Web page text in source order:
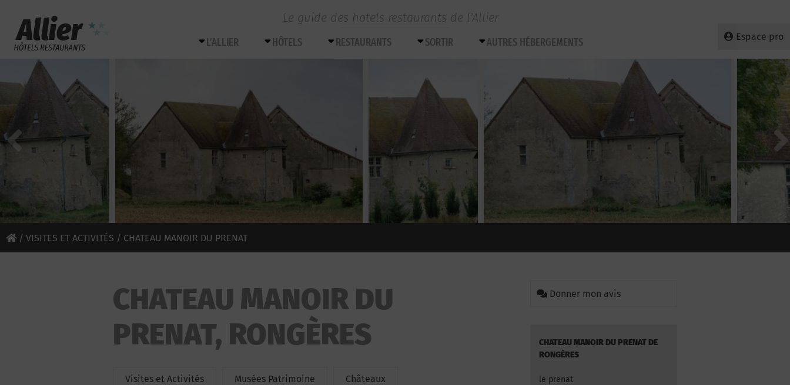
Le guide des hotels restaurants de l’Allier
Espace pro
L’ALLIER HÔTELS RESTAURANTS SORTIR AUTRES HÉBERGEMENTS
/ VISITES ET ACTIVITÉS / CHATEAU MANOIR DU PRENAT
CHATEAU MANOIR DU
PRENAT, RONGÈRES
Visites et Activités Musées Patrimoine Châteaux
Donner mon avis
CHATEAU MANOIR DU PRENAT DE
RONGÈRES
le prenat